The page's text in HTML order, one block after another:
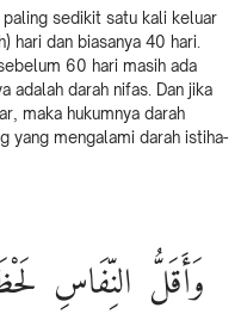
sedikit satu kali keluar
hari dan biasanya 40 hari.
60 hari masih ada
adalah darah nifas. Dan jika
maka hukumnya darah
yang mengalami darah istiha-
وَأَقَلُّ النِّفَاسِ